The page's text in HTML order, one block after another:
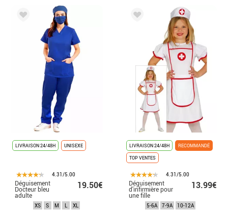
LIVRAISON 24/48H UNISEXE
4.31/5.00
Déguisement
Docteur bleu
adulte
19.50€
XS S M L XL
LIVRAISON 24/48H
RECOMMANDÉ
TOP VENTES
4.31/5.00
Déguisement
d'infirmière pour
une fille
13.99€
5-6A 7-9A 10-12A